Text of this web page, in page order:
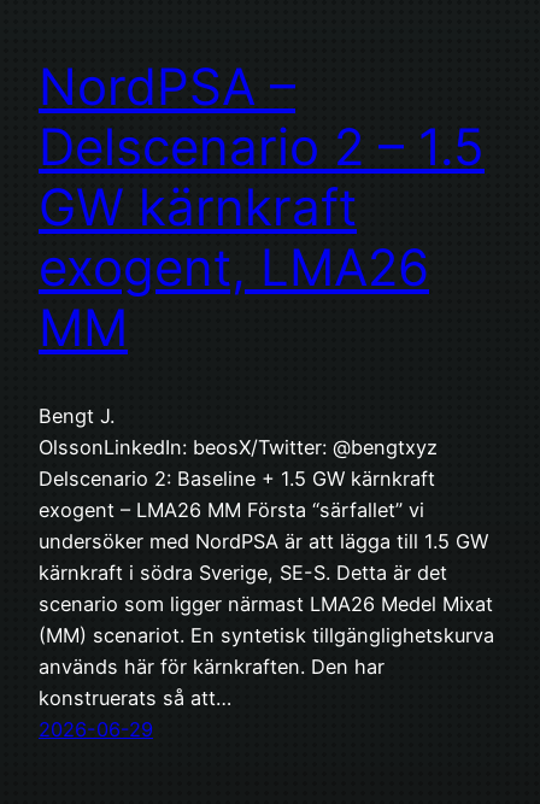
NordPSA –
Delscenario 2 – 1.5
GW kärnkraft
exogent, LMA26
MM
Bengt J.
OlssonLinkedIn: beosX/Twitter: @bengtxyz
Delscenario 2: Baseline + 1.5 GW kärnkraft
exogent – LMA26 MM Första “särfallet” vi
undersöker med NordPSA är att lägga till 1.5 GW
kärnkraft i södra Sverige, SE-S. Detta är det
scenario som ligger närmast LMA26 Medel Mixat
(MM) scenariot. En syntetisk tillgänglighetskurva
används här för kärnkraften. Den har
konstruerats så att…
2026-06-29